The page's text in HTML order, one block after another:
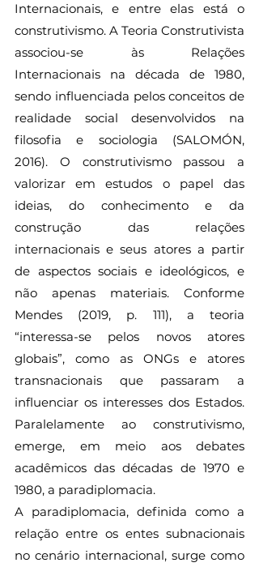
Internacionais, e entre elas está o
construtivismo. A Teoria Construtivista
associou-se às Relações
Internacionais na década de 1980,
sendo influenciada pelos conceitos de
realidade social desenvolvidos na
filosofia e sociologia (SALOMÓN,
2016). O construtivismo passou a
valorizar em estudos o papel das
ideias, do conhecimento e da
construção das relações
internacionais e seus atores a partir
de aspectos sociais e ideológicos, e
não apenas materiais. Conforme
Mendes (2019, p. 111), a teoria
“interessa-se pelos novos atores
globais”, como as ONGs e atores
transnacionais que passaram a
influenciar os interesses dos Estados.
Paralelamente ao construtivismo,
emerge, em meio aos debates
acadêmicos das décadas de 1970 e
1980, a paradiplomacia.
A paradiplomacia, definida como a
relação entre os entes subnacionais
no cenário internacional, surge como